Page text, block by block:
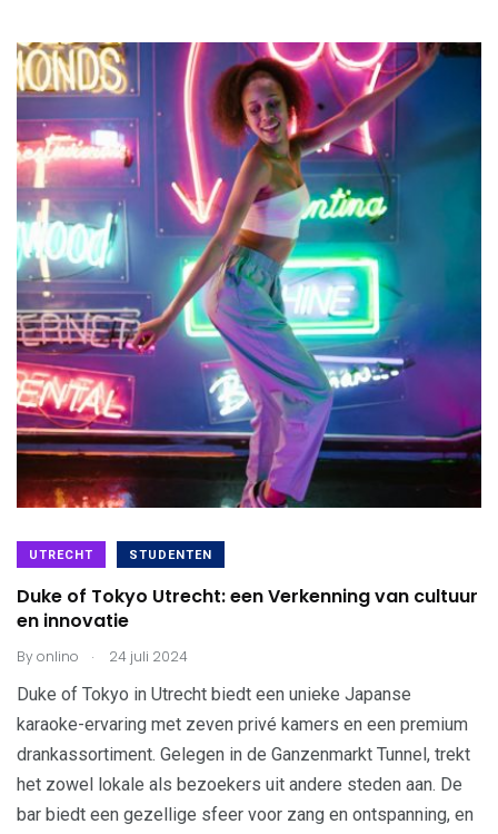
UTRECHT STUDENTEN
Duke of Tokyo Utrecht: een Verkenning van cultuur
en innovatie
Byonlino . 24 juli 2024
Duke of Tokyo in Utrecht biedt een unieke Japanse
karaoke-ervaring met zeven privé kamers en een premium
drankassortiment. Gelegen in de Ganzenmarkt Tunnel, trekt
het zowel lokale als bezoekers uit andere steden aan. De
bar biedt een gezellige sfeer voor zang en ontspanning, en